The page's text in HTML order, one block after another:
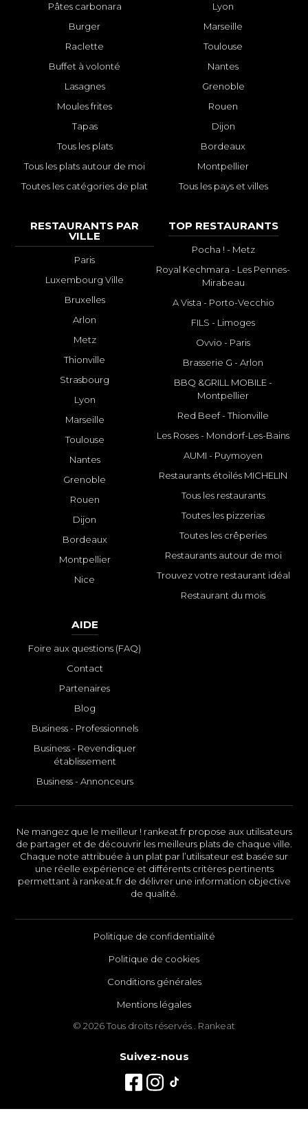
Pâtes carbonara
Burger
Raclette
Buffet à volonté
Lasagnes
Moules frites
Tapas
Tous les plats
Tous les plats autour de moi
Toutes les catégories de plat
Lyon
Marseille
Toulouse
Nantes
Grenoble
Rouen
Dijon
Bordeaux
Montpellier
Tous les pays et villes
RESTAURANTS PAR
VILLE
Paris
Luxembourg Ville
Bruxelles
Arlon
Metz
Thionville
Strasbourg
Lyon
Marseille
Toulouse
Nantes
Grenoble
Rouen
Dijon
Bordeaux
Montpellier
Nice
TOP RESTAURANTS
Pocha ! - Metz
Royal Kechmara - Les Pennes-
Mirabeau
A Vista - Porto-Vecchio
FILS - Limoges
Ovvio - Paris
Brasserie G - Arlon
BBQ &GRILL MOBILE -
Montpellier
Red Beef - Thionville
Les Roses - Mondorf-Les-Bains
AUMI - Puymoyen
Restaurants étoilés MICHELIN
Tous les restaurants
Toutes les pizzerias
Toutes les crêperies
Restaurants autour de moi
Trouvez votre restaurant idéal
Restaurant du mois
AIDE
Foire aux questions (FAQ)
Contact
Partenaires
Blog
Business - Professionnels
Business - Revendiquer
établissement
Business - Annonceurs
Ne mangez que le meilleur ! rankeat.fr propose aux utilisateurs
de partager et de découvrir les meilleurs plats de chaque ville.
Chaque note attribuée à un plat par l’utilisateur est basée sur
une réelle expérience et différents critères pertinents
permettant à rankeat.fr de délivrer une information objective
de qualité.
Politique de confidentialité
Politique de cookies
Conditions générales
Mentions légales
© 2026 Tous droits réservés . Rankeat
Suivez-nous